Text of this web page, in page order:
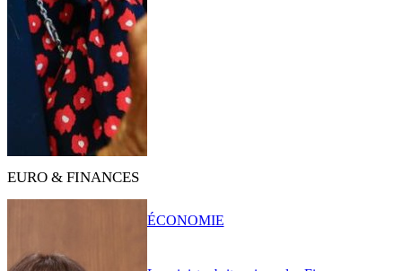
EURO & FINANCES
ÉCONOMIE